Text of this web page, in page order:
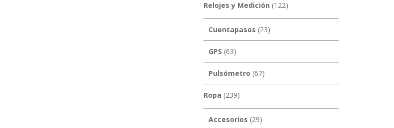
Relojes y Medición (122)
Cuentapasos (23)
GPS (63)
Pulsómetro (67)
Ropa (239)
Accesorios (29)